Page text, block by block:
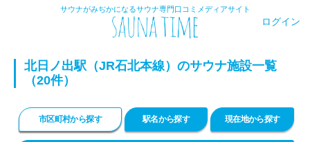
サウナがみぢかになるサウナ専門口コミメディアサイト
ログイン
北日ノ出駅（JR石北本線）のサウナ施設一覧
（20件）
市区町村から探す 駅名から探す 現在地から探す